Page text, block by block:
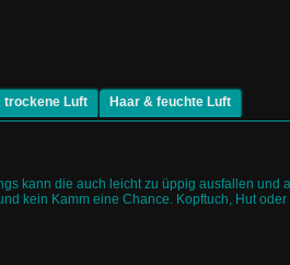
trockene Luft
HaarHaar
Haar
Haar
Haar & feuchte Luft
fettendes Haar
naturkrauses Haar
dauergewelltes Haar
coloriertes Haar
kann die auch leicht zu üppig ausfallen
kein Kamm eine Chance. Kopftuch, Hut